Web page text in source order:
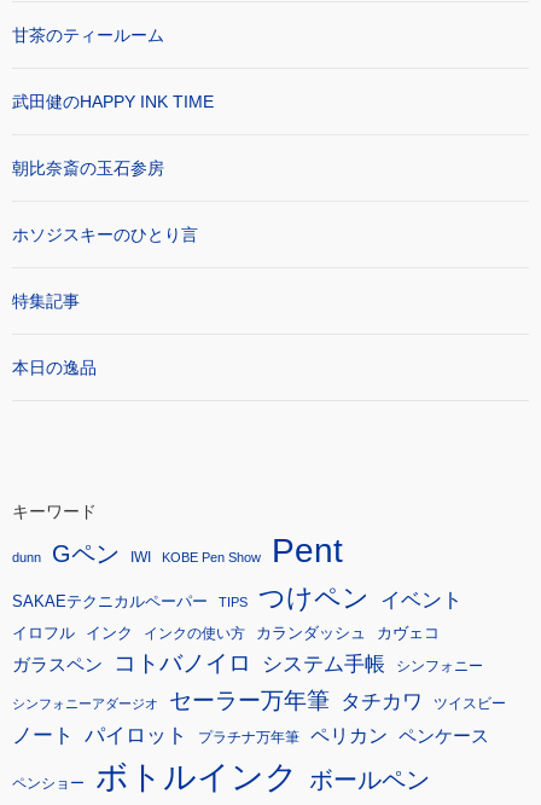
甘茶のティールーム
武田健のHAPPY INK TIME
朝比奈斎の玉石参房
ホソジスキーのひとり言
特集記事
本日の逸品
キーワード
dunn Gペン IWI KOBE Pen Show Pent
SAKAEテクニカルペーパー TIPS つけペン イベント
イロフル インク インクの使い方 カランダッシュ カヴェコ
ガラスペン コトバノイロ システム手帳 シンフォニー
シンフォニーアダージオ セーラー万年筆 タチカワ ツイスビー
ノート パイロット プラチナ万年筆 ペリカン ペンケース
ペンショー ボトルインク ボールペン